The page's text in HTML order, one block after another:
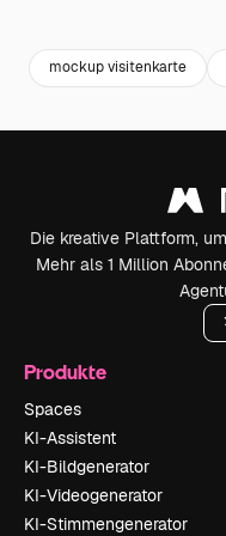
mockup visitenkarte
Die kreative Plattform,
Mehr als 1 Million
Produkte
Spaces
KI-Assistent
KI-Bildgenerator
KI-Videogenerator
KI-Stimmengenerator